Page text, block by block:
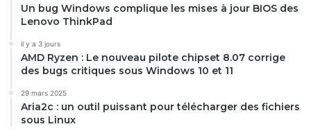
Un bug Windows complique les mises à jour BIOS des
Lenovo ThinkPad
il y a 3 jours
AMD Ryzen : Le nouveau pilote chipset 8.07 corrige
des bugs critiques sous Windows 10 et 11
29 mars 2025
Aria2c : un outil puissant pour télécharger des fichiers
sous Linux